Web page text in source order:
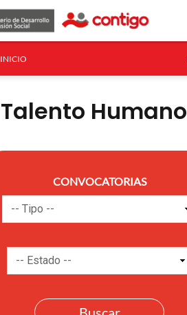
INICIO
Talento Humano
CONVOCATORIAS